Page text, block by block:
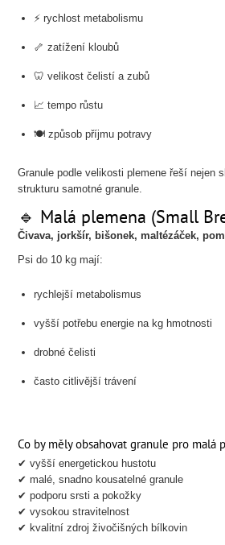
⚡ rychlost metabolismu
🦴 zatížení kloubů
🦷 velikost čelistí a zubů
📈 tempo růstu
🍽️ způsob příjmu potravy
Granule podle velikosti plemene řeší nejen
strukturu samotné granule.
🔹 Malá plemena (Small
Čivava, jorkšír, bišonek, maltézáček,
Psi do 10 kg mají:
rychlejší metabolismus
vyšší potřebu energie na kg hmotnosti
drobné čelisti
často citlivější trávení
Co by měly obsahovat granule pro malá
✔ vyšší energetickou hustotu
✔ malé, snadno kousatelné granule
✔ podporu srsti a pokožky
✔ vysokou stravitelnost
✔ kvalitní zdroj živočišných bílkovin